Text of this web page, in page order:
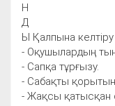
Н
Д
Ы Қалпына
- Оқушылардың
- Сапқа тұрғызу.
- Сабақты
- Жақсы қатысқан